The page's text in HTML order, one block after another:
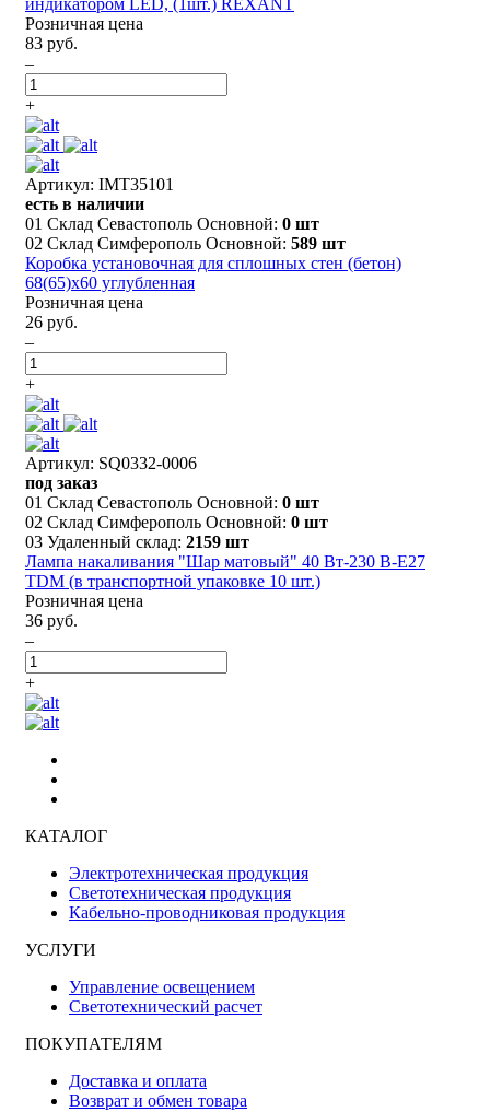
Розничная цена
83 руб.
–
+
Артикул: IMT35101
есть в наличии
01 Склад Севастополь Основной: 0 шт
02 Склад Симферополь Основной: 589 шт
Коробка установочная для сплошных стен (бетон)
68(65)х60 углубленная
Розничная цена
26 руб.
–
+
Артикул: SQ0332-0006
под заказ
01 Склад Севастополь Основной: 0 шт
02 Склад Симферополь Основной: 0 шт
03 Удаленный склад: 2159 шт
Лампа накаливания "Шар матовый" 40 Вт-230 В-Е27
TDM (в транспортной упаковке 10 шт.)
Розничная цена
36 руб.
–
+
КАТАЛОГ
Электротехническая продукция
Светотехническая продукция
Кабельно-проводниковая продукция
УСЛУГИ
Управление освещением
Светотехнический расчет
ПОКУПАТЕЛЯМ
Доставка и оплата
Возврат и обмен товара